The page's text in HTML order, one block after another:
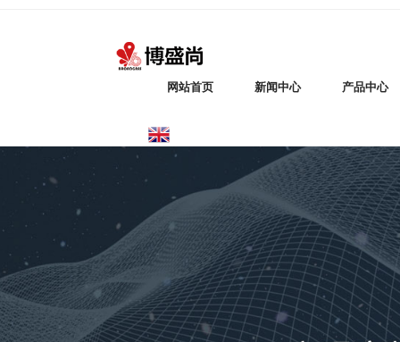
网站首页 新闻中心 产品中心